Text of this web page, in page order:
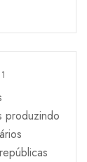
produzindo